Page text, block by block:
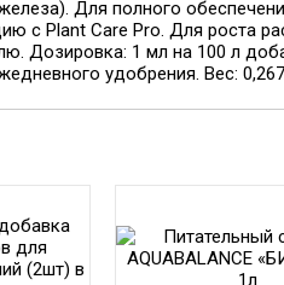
Для полного
с Plant Care Pro. Для роста
Дозировка: 1 мл на 100 л
удобрения. Вес: